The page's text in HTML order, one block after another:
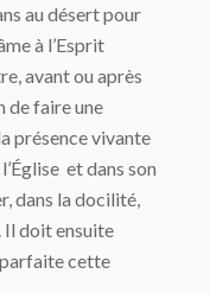
au désert pour
à l’Esprit
avant ou après
de faire une
présence vivante
et dans son
dans la docilité,
Il doit ensuite
cette